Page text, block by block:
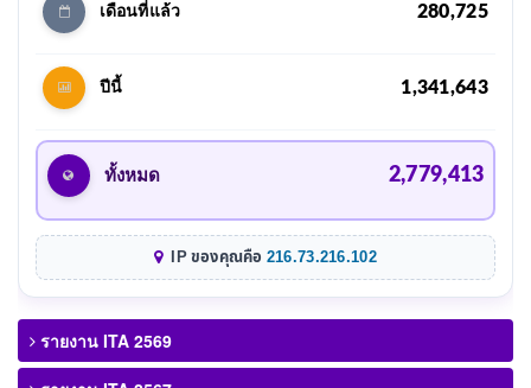
เดือนที่แล้ว 280,725
ปีนี้ 1,341,643
ทั้งหมด 2,779,413
IP ของคุณคือ 216.73.216.102
รายงาน ITA 2569